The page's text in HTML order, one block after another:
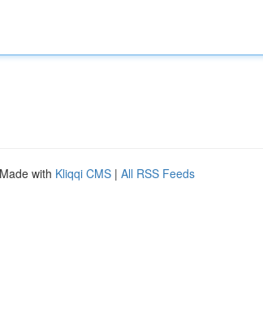
with Kliqqi CMS | All RSS Feeds